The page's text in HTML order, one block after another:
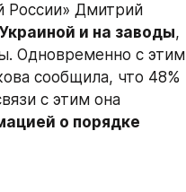
России» Дмитрий
и на заводы,
Одновременно с этим
сообщила, что 48%
с этим она
о порядке